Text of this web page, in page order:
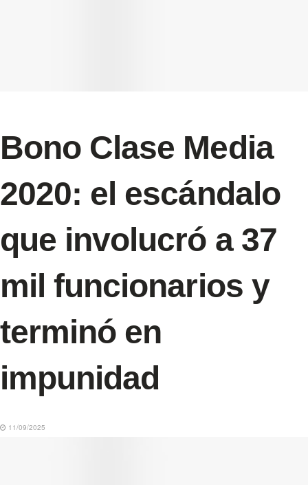
Bono Clase Media
2020: el escándalo
que involucró a 37
mil funcionarios y
terminó en
impunidad
11/09/2025